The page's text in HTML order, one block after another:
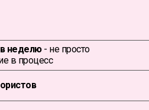
в неделю - не просто
в процесс